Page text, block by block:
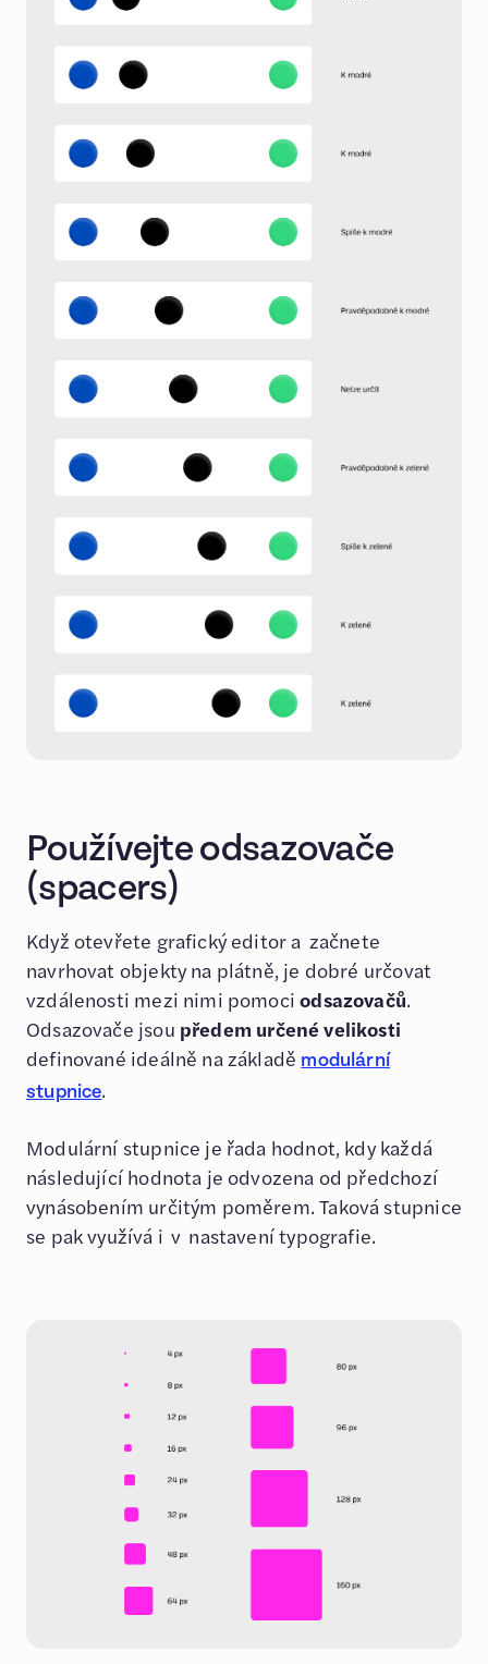
Používejte odsazovače
(spacers)
Když otevřete grafický editor a začnete
navrhovat objekty na plátně, je dobré určovat
vzdálenosti mezi nimi pomociodsazovačů.
Odsazovače jsou předem určené velikosti
definované ideálně na základě modulární
stupnice.
Modulární stupnice je řada hodnot, kdy každá
následující hodnota je odvozena od předchozí
vynásobením určitým poměrem. Taková stupnice
se pak využívá i v nastavení typografie.